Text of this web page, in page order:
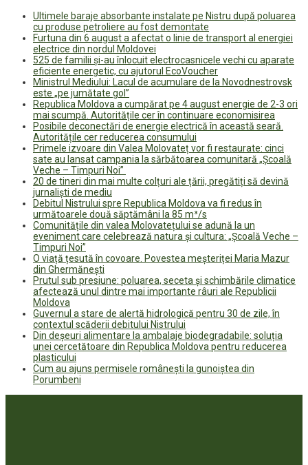
Ultimele baraje absorbante instalate pe Nistru după poluarea
cu produse petroliere au fost demontate
Furtuna din 6 august a afectat o linie de transport al energiei
electrice din nordul Moldovei
525 de familii și-au înlocuit electrocasnicele vechi cu aparate
eficiente energetic, cu ajutorul EcoVoucher
Ministrul Mediului: Lacul de acumulare de la Novodnestrovsk
este „pe jumătate gol”
Republica Moldova a cumpărat pe 4 august energie de 2-3 ori
mai scumpă. Autoritățile cer în continuare economisirea
Posibile deconectări de energie electrică în această seară.
Autoritățile cer reducerea consumului
Primele izvoare din Valea Molovateț vor fi restaurate: cinci
sate au lansat campania la sărbătoarea comunitară „Școală
Veche – Timpuri Noi”
20 de tineri din mai multe colțuri ale țării, pregătiți să devină
jurnaliști de mediu
Debitul Nistrului spre Republica Moldova va fi redus în
următoarele două săptămâni la 85 m³/s
Comunitățile din valea Molovatețului se adună la un
eveniment care celebrează natura și cultura: „Școală Veche –
Timpuri Noi”
O viață țesută în covoare. Povestea meșteriței Maria Mazur
din Ghermănești
Prutul sub presiune: poluarea, seceta și schimbările climatice
afectează unul dintre mai importante râuri ale Republicii
Moldova
Guvernul a stare de alertă hidrologică pentru 30 de zile, în
contextul scăderii debitului Nistrului
Din deșeuri alimentare la ambalaje biodegradabile: soluția
unei cercetătoare din Republica Moldova pentru reducerea
plasticului
Cum au ajuns permisele românești la gunoiștea din
Porumbeni